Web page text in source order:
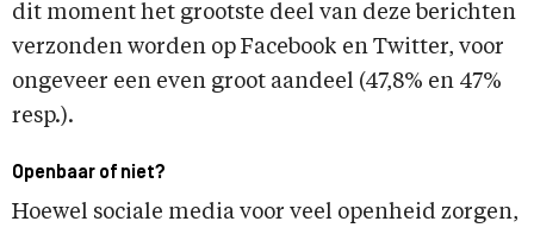
dit moment het grootste deel van deze berichten
verzonden worden op Facebook en Twitter, voor
ongeveer een even groot aandeel (47,8% en 47%
resp.).
Openbaar of niet?
Hoewel sociale media voor veel openheid zorgen,